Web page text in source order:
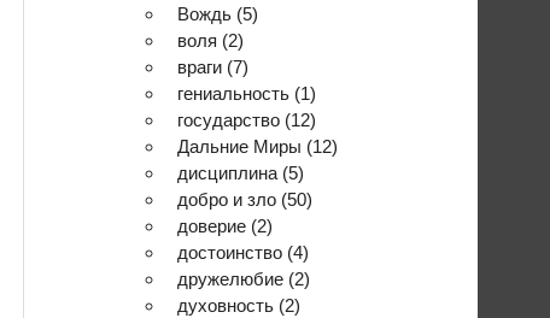
Вождь (5)
воля (2)
враги (7)
гениальность (1)
государство (12)
Дальние Миры (12)
дисциплина (5)
добро и зло (50)
доверие (2)
достоинство (4)
дружелюбие (2)
духовность (2)